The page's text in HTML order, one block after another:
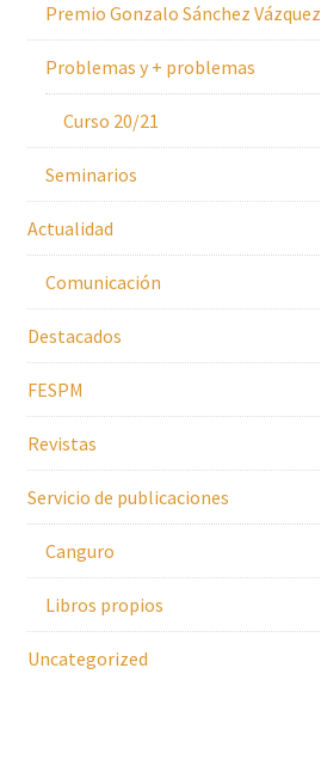
Premio Gonzalo Sánchez Vázquez
Problemas y + problemas
Curso 20/21
Seminarios
Actualidad
Comunicación
Destacados
FESPM
Revistas
Servicio de publicaciones
Canguro
Libros propios
Uncategorized